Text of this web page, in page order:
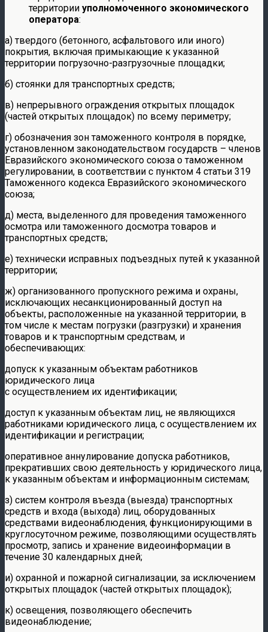
территории уполномоченного экономического
оператора:
а) твердого (бетонного, асфальтового или иного)
покрытия, включая примыкающие к указанной
территории погрузочно-разгрузочные площадки;
б) стоянки для транспортных средств;
в) непрерывного ограждения открытых площадок
(частей открытых площадок) по всему периметру;
г) обозначения зон таможенного контроля в порядке,
установленном законодательством государств – членов
Евразийского экономического союза о таможенном
регулировании, в соответствии с пунктом 4 статьи 319
Таможенного кодекса Евразийского экономического
союза;
д) места, выделенного для проведения таможенного
осмотра или таможенного досмотра товаров и
транспортных средств;
е) технически исправных подъездных путей к указанной
территории;
ж) организованного пропускного режима и охраны,
исключающих несанкционированный доступ на
объекты, расположенные на указанной территории, в
том числе к местам погрузки (разгрузки) и хранения
товаров и к транспортным средствам, и
обеспечивающих:
допуск к указанным объектам работников
юридического лица
с осуществлением их идентификации;
доступ к указанным объектам лиц, не являющихся
работниками юридического лица, с осуществлением их
идентификации и регистрации;
оперативное аннулирование допуска работников,
прекративших свою деятельность у юридического лица,
к указанным объектам и информационным системам;
з) систем контроля въезда (выезда) транспортных
средств и входа (выхода) лиц, оборудованных
средствами видеонаблюдения, функционирующими в
круглосуточном режиме, позволяющими осуществлять
просмотр, запись и хранение видеоинформации в
течение 30 календарных дней;
и) охранной и пожарной сигнализации, за исключением
открытых площадок (частей открытых площадок);
к) освещения, позволяющего обеспечить
видеонаблюдение;